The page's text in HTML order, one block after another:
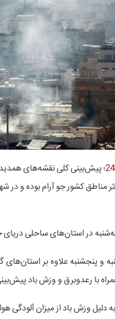
؛ پیش‌بینی کلی‌ نقشه‌های
اکثر مناطق کشور جو آرام بوده
در استان‌های ساحلی
و پنجشنبه علاوه بر
با رعدوبرق و وزش باد
دلیل وزش باد از میزان آلودگی